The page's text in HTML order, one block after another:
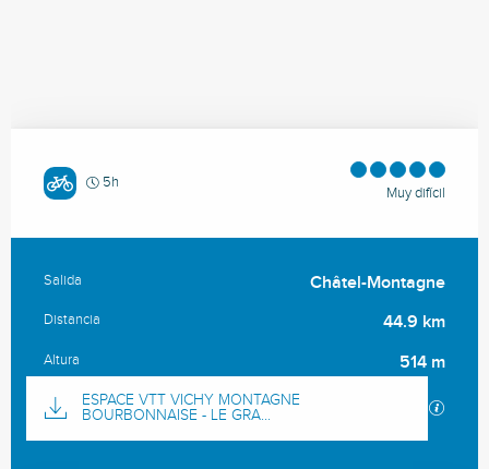
5h
Muy difícil
Información práctica
Salida Châtel-Montagne
Distancia 44.9 km
Altura 514 m
Documentación
ESPACE VTT VICHY MONTAGNE
BOURBONNAISE - LE GRA...
Los